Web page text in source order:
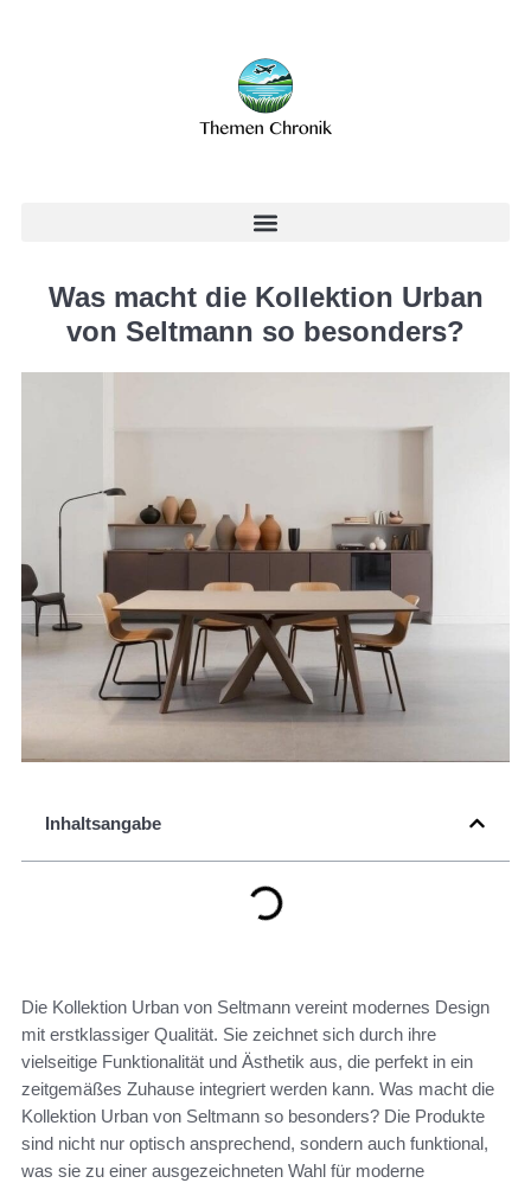
Was macht die Kollektion Urban
von Seltmann so besonders?
Inhaltsangabe
Die Kollektion Urban von Seltmann vereint modernes Design
mit erstklassiger Qualität. Sie zeichnet sich durch ihre
vielseitige Funktionalität und Ästhetik aus, die perfekt in ein
zeitgemäßes Zuhause integriert werden kann. Was macht die
Kollektion Urban von Seltmann so besonders? Die Produkte
sind nicht nur optisch ansprechend, sondern auch funktional,
was sie zu einer ausgezeichneten Wahl für moderne